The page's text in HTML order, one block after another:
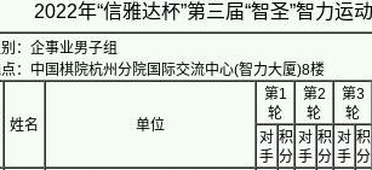
2022年“信雅达杯”第三届“智圣”智力
：企事业男子组
：中国棋院杭州分院国际交流中心(智力大厦)8楼
姓名 单位
第1
轮
第2
轮
第3
轮
对
手
积
分
对
手
积
分
对
手
积
分